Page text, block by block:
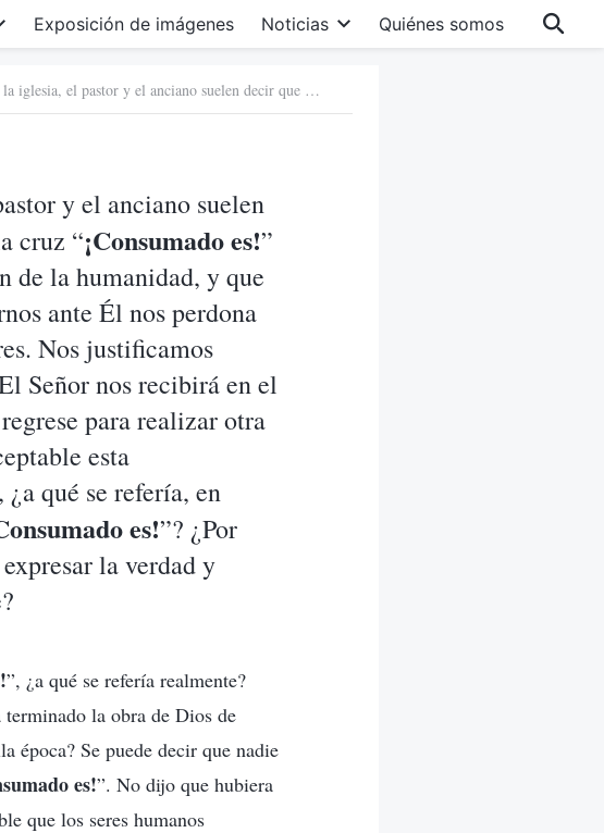
Exposición de imágenes Noticias Quiénes somos
Pregunta 3: En las reuniones de la iglesia, el pastor y el anciano suelen decir que el hecho de que el Señor Jesús dijera en la cruz “¡Consumado es!” demuestra que había terminado la obra de salvación de la humanidad, y que simplemente con creer en el Señor Jesús y confesarnos ante Él nos perdona los pecados y el Señor ya no nos considera pecadores. Nos justificamos únicamente por la fe y nos salvamos por la gracia. El Señor nos recibirá en el reino de los cielos a Su regreso y es imposible que regrese para realizar otra obra de salvación de la humanidad. Me parece inaceptable esta interpretación del pastor y el anciano. No obstante, ¿a qué se refería, en definitiva, el Señor Jesús cuando dijo en la cruz “¡Consumado es!”? ¿Por qué necesita regresar Dios en los últimos días para expresar la verdad y realizar la obra de juicio y purificación del hombre?
y el anciano suelen
cruz “¡Consumado es!”
de la humanidad, y que
ante Él nos perdona
Nos justificamos
Señor nos recibirá en el
para realizar otra
esta
qué se refería, en
es!”? ¿Por
la verdad y
”, ¿a qué se refería realmente?
la obra de Dios de
época? Se puede decir que nadie
es!”. No dijo que hubiera
que los seres humanos